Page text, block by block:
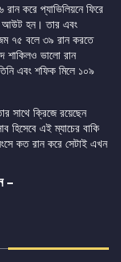
করে প্যাভিলিয়নে ফিরে
আউট হন। তার এবং
৭৫ বলে ৩৯ রান করতে
শাকিলও ভালো রান
এবং শফিক মিলে ১০৯
সাথে ক্রিজে রয়েছেন
হিসেবে এই ম্যাচের বাকি
কত রান করে সেটাই এখন
–